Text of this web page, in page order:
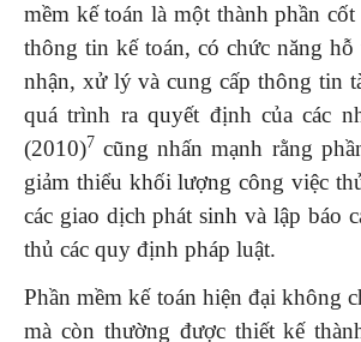
mềm kế toán là một thành phần
thông tin kế toán, có chức năng
nhận, xử lý và cung cấp thông tin
quá trình ra quyết định của các
(2010)7 cũng nhấn mạnh rằng
giảm thiểu khối lượng công việc
các giao dịch phát sinh và lập báo
thủ các quy định pháp luật.
Phần mềm kế toán hiện đại không
mà còn thường được thiết kế